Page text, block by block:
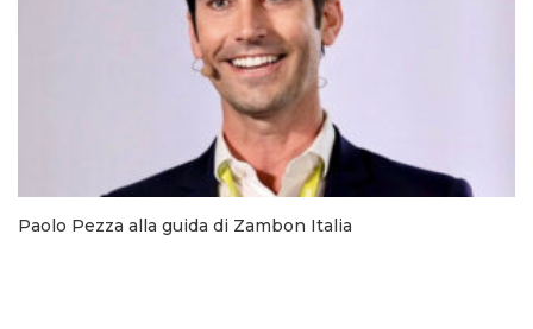
Paolo Pezza alla guida di Zambon Italia